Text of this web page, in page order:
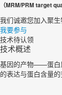
（MRM/PRM target
我们诚邀您加入聚
我要参与
技术待认领
技术概述
基因的产物——蛋白
的表达与蛋白含量